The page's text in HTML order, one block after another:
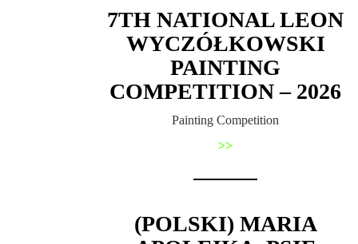
7TH NATIONAL LEON
WYCZÓŁKOWSKI
PAINTING
COMPETITION – 2026
Painting Competition
>>
(POLSKI) MARIA